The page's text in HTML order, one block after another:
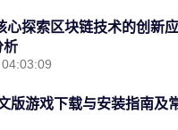
心探索区块链技术的创新
析
版游戏下载与安装指南及